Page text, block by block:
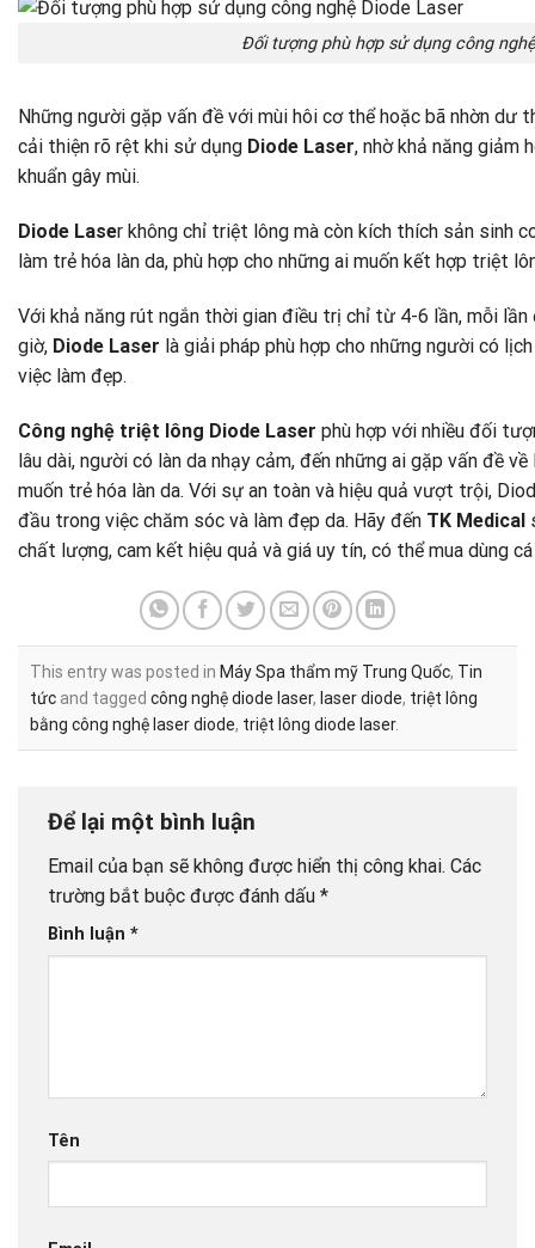
Đối tượng phù hợp sử dụng công
Những người gặp vấn đề với mùi hôi cơ thể hoặc bã nhờn dư
cải thiện rõ rệt khi sử dụng Diode Laser, nhờ khả năng giảm
khuẩn gây mùi.
Diode Laser không chỉ triệt lông mà còn kích thích sản sinh
làm trẻ hóa làn da, phù hợp cho những ai muốn kết hợp triệt
Với khả năng rút ngắn thời gian điều trị chỉ từ 4-6 lần, mỗi
giờ, Diode Laser là giải pháp phù hợp cho những người có
việc làm đẹp.
Công nghệ triệt lông Diode Laser phù hợp với nhiều đối
lâu dài, người có làn da nhạy cảm, đến những ai gặp vấn đề
muốn trẻ hóa làn da. Với sự an toàn và hiệu quả vượt trội,
đầu trong việc chăm sóc và làm đẹp da. Hãy đến TK Medical
chất lượng, cam kết hiệu quả và giá uy tín, có thể mua dùng
This entry was posted in Máy Spa thẩm mỹ Trung Quốc, Tin
tức and tagged công nghệ diode laser, laser diode, triệt lông
bằng công nghệ laser diode, triệt lông diode laser.
Để lại một bình luận
Email của bạn sẽ không được hiển thị công khai. Các
trường bắt buộc được đánh dấu *
Bình luận *
Tên